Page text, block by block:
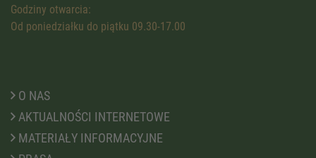
Godziny otwarcia:
Od poniedziałku do piątku 09.30-17.00
O NAS
AKTUALNOŚCI INTERNETOWE
MATERIAŁY INFORMACYJNE